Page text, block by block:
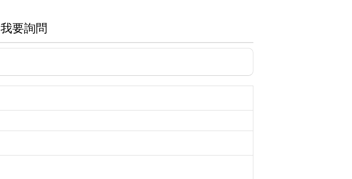
我要詢問